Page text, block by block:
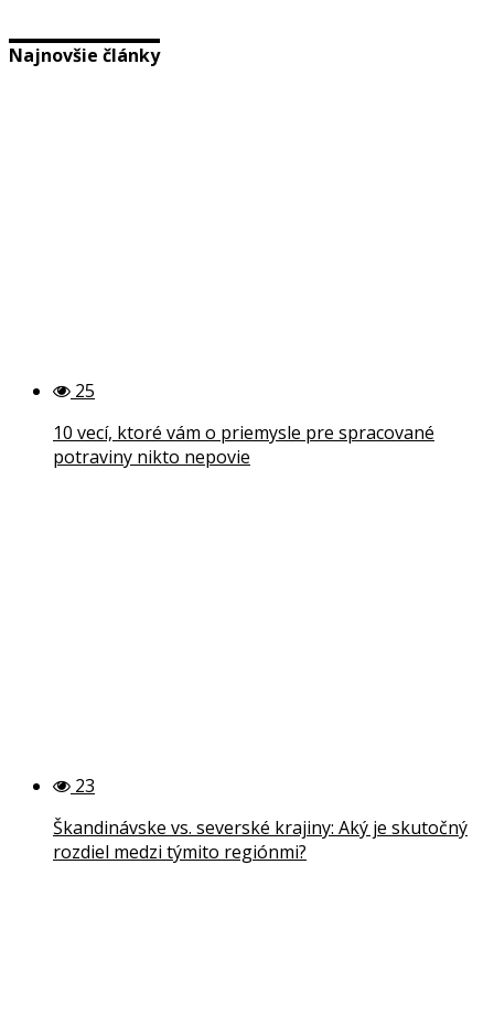
Najnovšie články
25
10 vecí, ktoré vám o priemysle pre spracované
potraviny nikto nepovie
23
Škandinávske vs. severské krajiny: Aký je skutočný
rozdiel medzi týmito regiónmi?